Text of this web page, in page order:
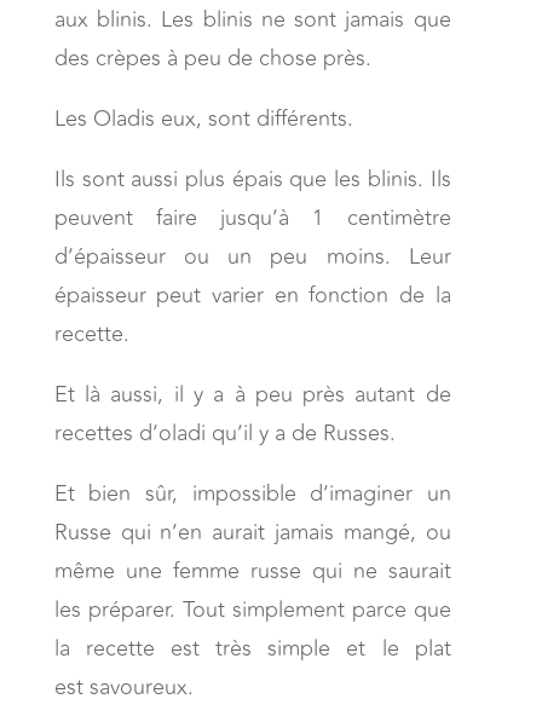
aux blinis. Les blinis ne sont jamais que
des crèpes à peu de chose près.
Les Oladis eux, sont différents.
Ils sont aussi plus épais que les blinis. Ils
peuvent faire jusqu’à 1 centimètre
d’épaisseur ou un peu moins. Leur
épaisseur peut varier en fonction de la
recette.
Et là aussi, il y a à peu près autant de
recettes d’oladi qu’il y a de Russes.
Et bien sûr, impossible d’imaginer un
Russe qui n’en aurait jamais mangé, ou
même une femme russe qui ne saurait
les préparer. Tout simplement parce que
la recette est très simple et le plat
est savoureux.